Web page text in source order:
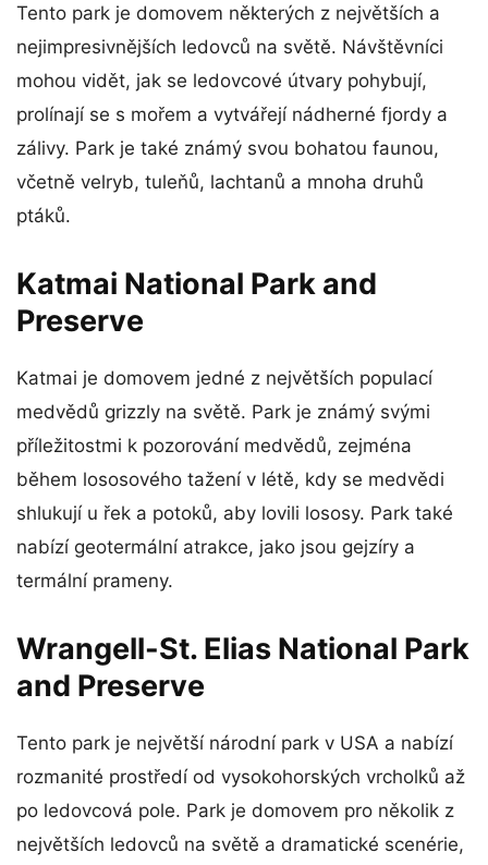
Tento park je domovem některých z největších a
nejimpresivnějších ledovců na světě. Návštěvníci
mohou vidět, jak se ledovcové útvary pohybují,
prolínají se s mořem a vytvářejí nádherné fjordy a
zálivy. Park je také známý svou bohatou faunou,
včetně velryb, tuleňů, lachtanů a mnoha druhů
ptáků.
Katmai National Park and
Preserve
Katmai je domovem jedné z největších populací
medvědů grizzly na světě. Park je známý svými
příležitostmi k pozorování medvědů, zejména
během lososového tažení v létě, kdy se medvědi
shlukují u řek a potoků, aby lovili lososy. Park také
nabízí geotermální atrakce, jako jsou gejzíry a
termální prameny.
Wrangell-St. Elias National Park
and Preserve
Tento park je největší národní park v USA a nabízí
rozmanité prostředí od vysokohorských vrcholků až
po ledovcová pole. Park je domovem pro několik z
největších ledovců na světě a dramatické scenérie,